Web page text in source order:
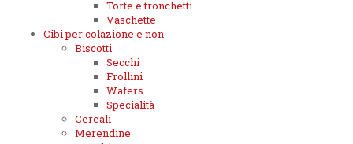
Torte e tronchetti
Vaschette
Cibi per colazione e non
Biscotti
Secchi
Frollini
Wafers
Specialità
Cereali
Merendine